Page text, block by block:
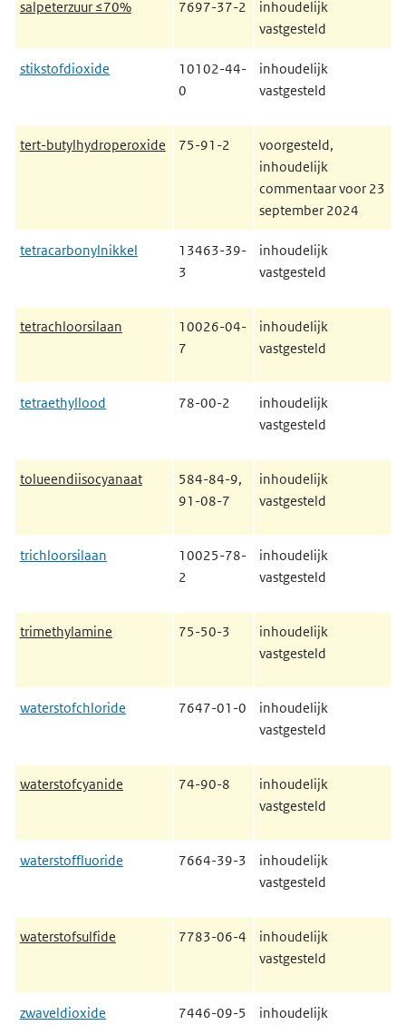
salpeterzuur ≤70% 7697-37-2
inhoudelijk
vastgesteld
stikstofdioxide
10102-44-
0
inhoudelijk
vastgesteld
tert-butylhydroperoxide 75-91-2
voorgesteld,
inhoudelijk
commentaar voor 23
september 2024
tetracarbonylnikkel
13463-39-
3
inhoudelijk
vastgesteld
tetrachloorsilaan
10026-04-
7
inhoudelijk
vastgesteld
tetraethyllood 78-00-2
inhoudelijk
vastgesteld
tolueendiisocyanaat
584-84-9,
91-08-7
inhoudelijk
vastgesteld
trichloorsilaan
10025-78-
2
inhoudelijk
vastgesteld
trimethylamine 75-50-3
inhoudelijk
vastgesteld
waterstofchloride 7647-01-0
inhoudelijk
vastgesteld
waterstofcyanide 74-90-8
inhoudelijk
vastgesteld
waterstoffluoride 7664-39-3
inhoudelijk
vastgesteld
waterstofsulfide 7783-06-4
inhoudelijk
vastgesteld
zwaveldioxide 7446-09-5
inhoudelijk